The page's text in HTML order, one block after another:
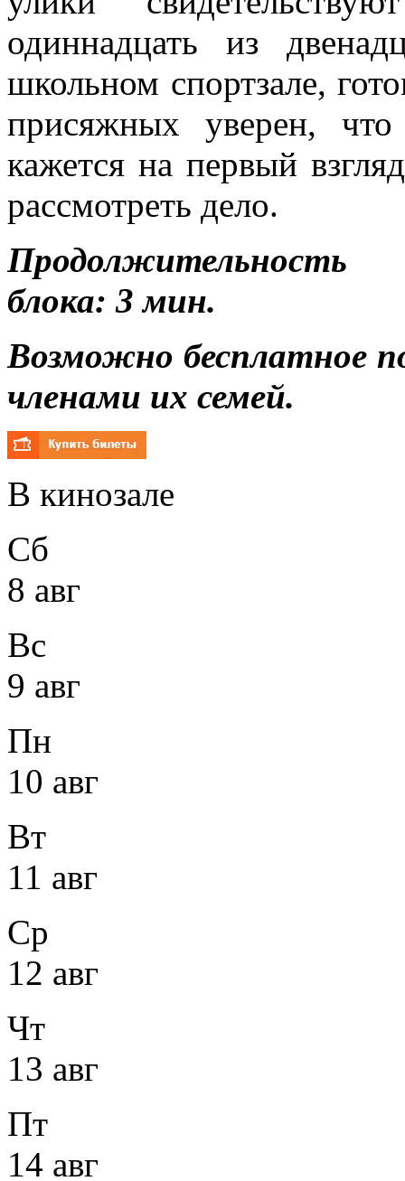
одиннадцать из
школьном спортзале,
присяжных уверен,
кажется на первый
рассмотреть дело.
Продолжительность
блока: 3 мин.
Возможно бесплатное
членами их семей.
В кинозале
Сб
8 авг
Вс
9 авг
Пн
10 авг
Вт
11 авг
Ср
12 авг
Чт
13 авг
Пт
14 авг